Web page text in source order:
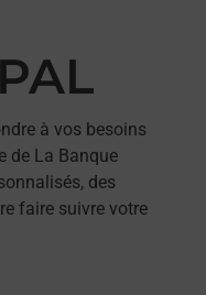
à vos besoins
de La Banque
des
faire suivre votre